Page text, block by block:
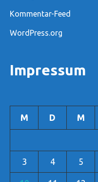
Kommentar-Feed
WordPress.org
Impressum
M D M
3 4 5